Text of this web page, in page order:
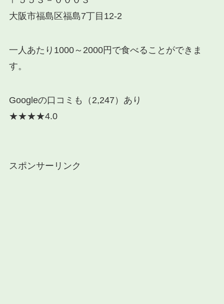
大阪市福島区福島7丁目12-2
一人あたり1000～2000円で食べることができま
す。
Googleの口コミも（2,247）あり
★★★★4.0
スポンサーリンク